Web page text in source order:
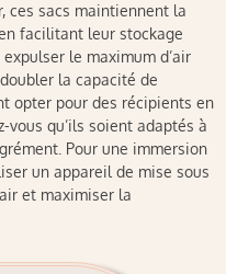
ces sacs maintiennent la
facilitant leur stockage
le maximum d’air
la capacité de
opter pour des récipients en
qu’ils soient adaptés à
Pour une immersion
un appareil de mise sous
et maximiser la